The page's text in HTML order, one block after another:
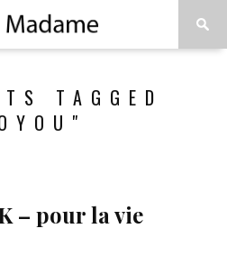
TAGGED
– pour la vie